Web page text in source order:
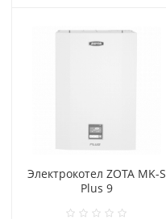
Электрокотел ZOTA MK-S
Plus 9